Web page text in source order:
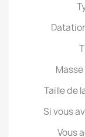
Taille de
Si vous
Vous